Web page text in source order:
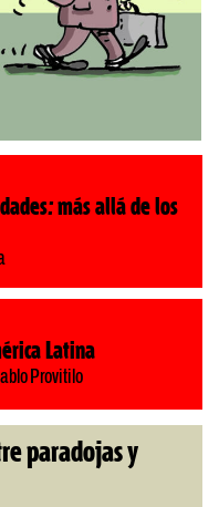
más allá de los
Latina
Provitilo
paradojas y